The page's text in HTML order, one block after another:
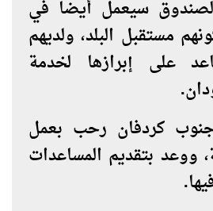
سيعمل أيضا في
مستقبل البلد، ولديهم
على إبرازها لخدمة
كردفان رحب بعمل
ووعد بتقديم المساعدات